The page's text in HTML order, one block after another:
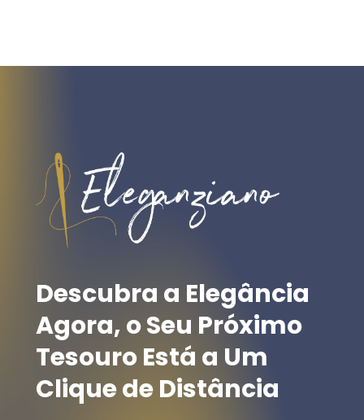
Descubra a Elegância
Agora,oSeu Próximo
TesouroEstá a Um
CliquedeDistância